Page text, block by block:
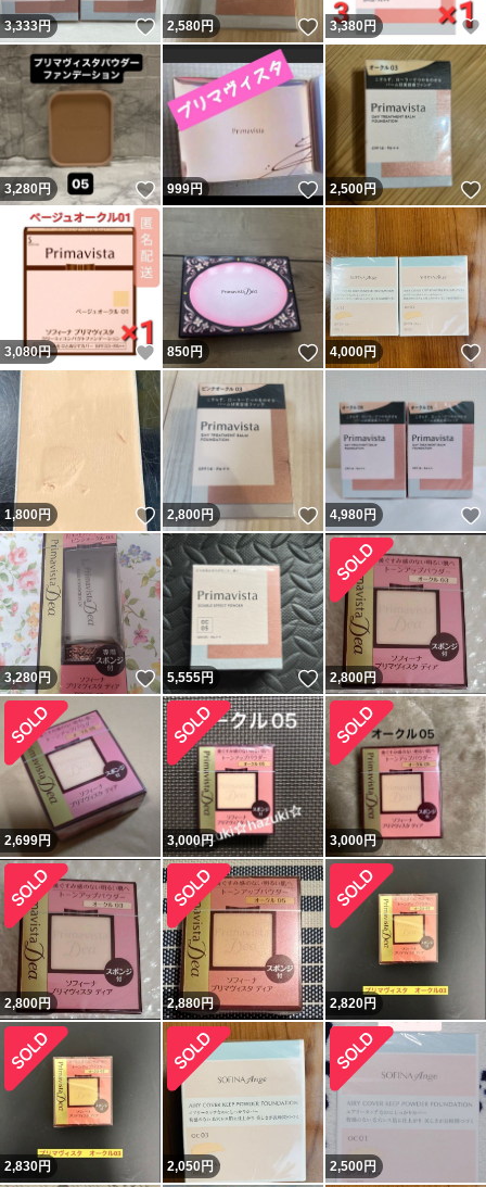
3,333円 いいね！
2,580円 いいね！
3,380円
3,280円 いいね！
999円 いいね！
2,500円
3,080円 いいね！
850円 いいね！
4,000円
1,800円 いいね！
2,800円 いいね！
4,980円
3,280円 いいね！
5,555円 いいね！
2,800円
2,699円 3,000円 3,000円
2,800円 2,880円 2,820円
2,830円 2,050円 2,500円